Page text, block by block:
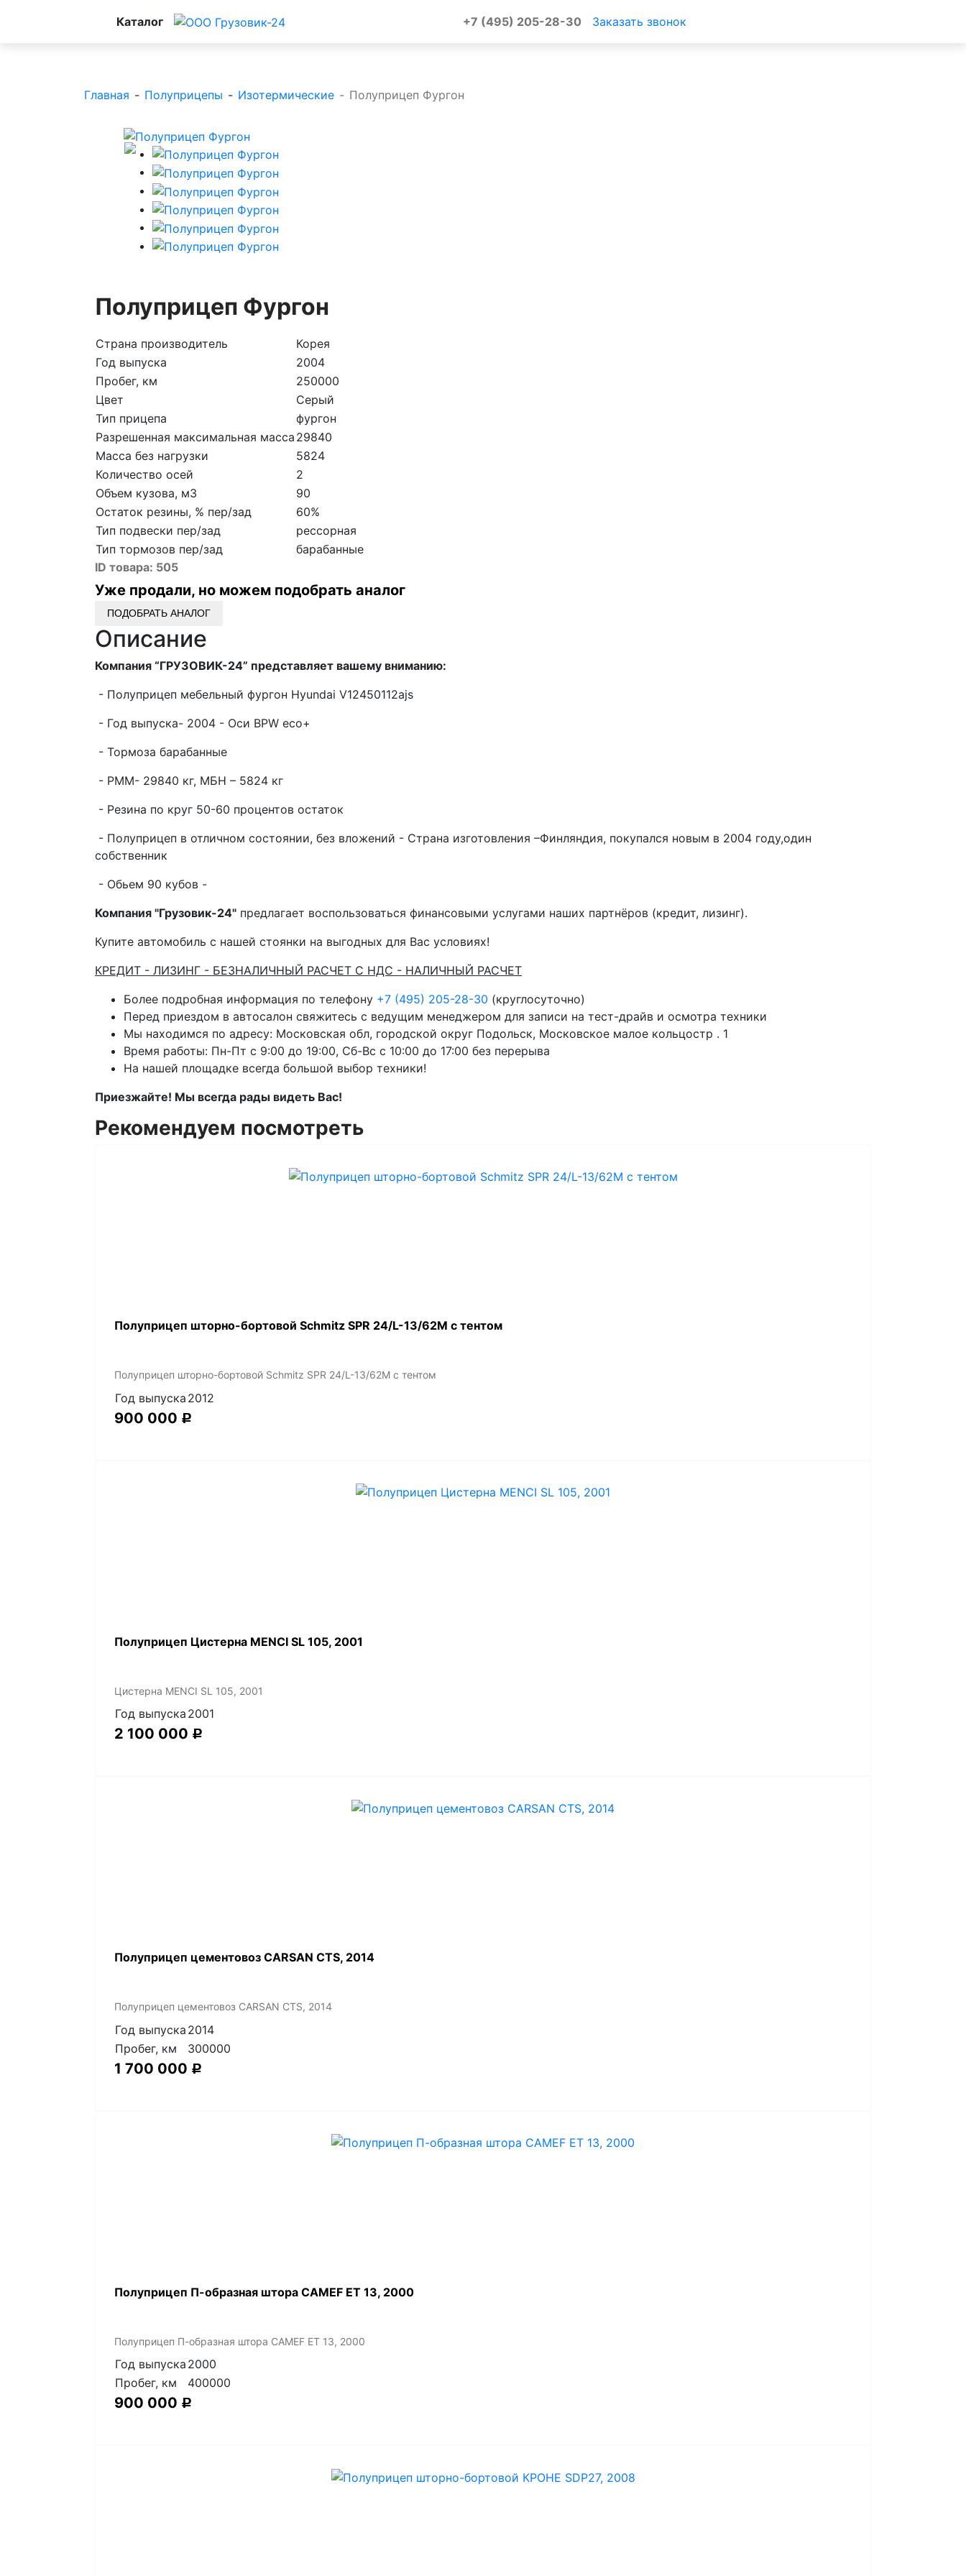
Каталог +7 (495) 205-28-30 Заказать звонок
Главная - Полуприцепы - Изотермические - Полуприцеп Фургон
Полуприцеп Фургон
Страна производитель
Корея
Год выпуска
2004
Пробег, км
250000
Цвет
Серый
Тип прицепа
фургон
Разрешенная максимальная масса 29840
Масса без нагрузки
5824
Количество осей
2
Объем кузова, м3
90
Остаток резины, % пер/зад
60%
Тип подвески пер/зад
рессорная
Тип тормозов пер/зад
барабанные
ID товара: 505
Уже продали, но можем подобрать аналог
ПОДОБРАТЬ АНАЛОГ
Описание
Компания “ГРУЗОВИК-24” представляет вашему вниманию:
- Полуприцеп мебельный фургон Hyundai V12450112ajs
- Год выпуска- 2004 - Оси BPW eco+
- Тормоза барабанные
- РММ- 29840 кг, МБН – 5824 кг
- Резина по круг 50-60 процентов остаток
- Полуприцеп в отличном состоянии, без вложений - Страна изготовления –Финляндия, покупался новым в 2004 году,один
собственник
- Обьем 90 кубов -
Компания "Грузовик-24" предлагает воспользоваться финансовыми услугами наших партнёров (кредит, лизинг).
Купите автомобиль с нашей стоянки на выгодных для Вас условиях!
КРЕДИТ - ЛИЗИНГ - БЕЗНАЛИЧНЫЙ РАСЧЕТ С НДС - НАЛИЧНЫЙ РАСЧЕТ
Более подробная информация по телефону +7 (495) 205-28-30 (круглосуточно)
Перед приездом в автосалон свяжитесь с ведущим менеджером для записи на тест-драйв и осмотра техники
Мы находимся по адресу: Московская обл, городской округ Подольск, Московское малое кольцостр . 1
Время работы: Пн-Пт с 9:00 до 19:00, Сб-Вс с 10:00 до 17:00 без перерыва
На нашей площадке всегда большой выбор техники!
Приезжайте! Мы всегда рады видеть Вас!
Рекомендуем посмотреть
Полуприцеп шторно-бортовой Schmitz SPR 24/L-13/62M с тентом
Полуприцеп шторно-бортовой Schmitz SPR 24/L-13/62M с тентом
Год выпуска 2012
900 000 Р
Полуприцеп Цистерна MENCI SL 105, 2001
Цистерна MENCI SL 105, 2001
Год выпуска 2001
2 100 000 Р
Полуприцеп цементовоз СARSАN CТS, 2014
Полуприцеп цементовоз СARSАN CТS, 2014
Год выпуска 2014
Пробег, км
300000
1 700 000 Р
Полуприцеп П-образная штора CAMEF ET 13, 2000
Полуприцеп П-образная штора CAMEF ET 13, 2000
Год выпуска 2000
Пробег, км
400000
900 000 Р